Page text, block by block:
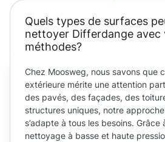
Quels types de surfaces
nettoyer Differdange avec
méthodes?
Chez Moosweg, nous savons que
extérieure mérite une attention
des pavés, des façades, des
structures uniques, notre
s’adapte à tous les besoins.
nettoyage à basse et haute